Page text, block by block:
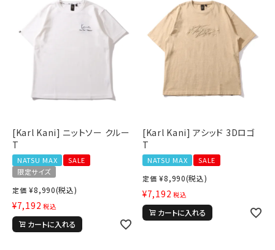
[Karl Kani] ニットソー クルー
T
NATSU MAX
SALE
限定サイズ
定価 ¥8,990(税込)
¥7,192 税込
カートに入れる
[Karl Kani] アシッド 3Dロゴ
T
NATSU MAX
SALE
定価 ¥8,990(税込)
¥7,192 税込
カートに入れる